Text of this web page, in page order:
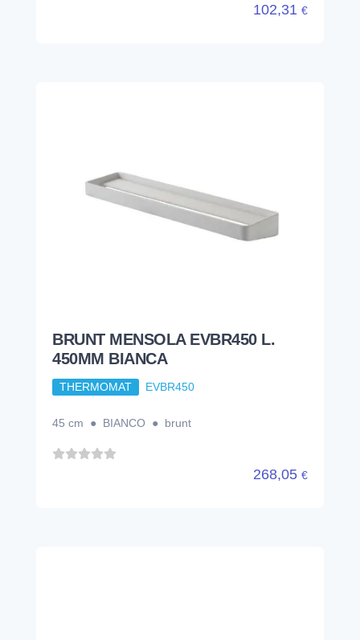
102,31 €
BRUNT MENSOLA EVBR450 L.
450MM BIANCA
THERMOMAT EVBR450
45 cm ● BIANCO ● brunt
268,05 €